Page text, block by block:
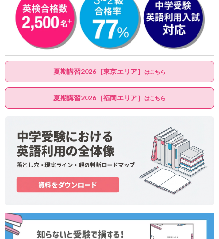
夏期講習2026［東京エリア］ はこちら
夏期講習2026［福岡エリア］ はこちら